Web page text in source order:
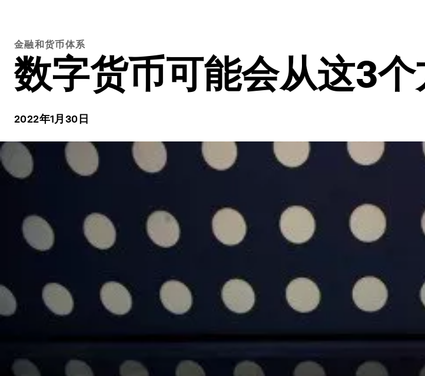
金融和货币体系
数字货币可能会从这3
2022年1月30日